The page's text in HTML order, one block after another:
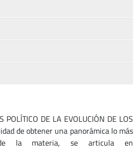
DE LA EVOLUCIÓN DE LOS
de obtener una panorámica lo más
de la materia, se articula en